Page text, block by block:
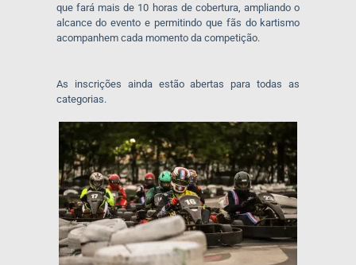
que fará mais de 10 horas de cobertura, ampliando o
alcance do evento e permitindo que fãs do kartismo
acompanhem cada momento da competição.
As inscrições ainda estão abertas para todas as
categorias.